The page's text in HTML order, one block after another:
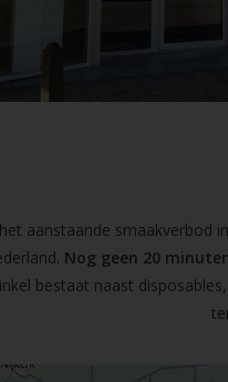
aanstaande smaakverbod
Nog geen 20
bestaat naast